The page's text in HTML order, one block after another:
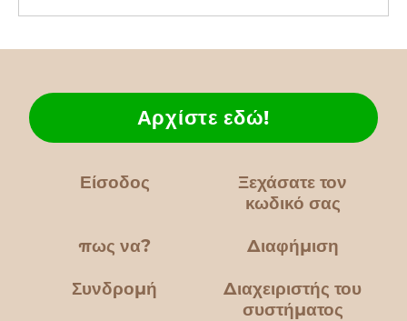
Είσοδος
Ξεχάσατε τον
κωδικό σας
πως να?
Αρχίστε εδώ!
Διαφήμιση
Συνδρομή
Διαχειριστής του
συστήματος